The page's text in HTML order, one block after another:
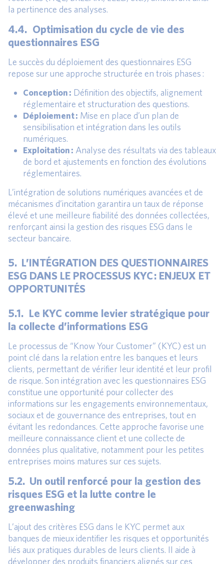
la pertinence des analyses.
4.4. Optimisation du cycle de vie des
questionnaires ESG
Le succès du déploiement des questionnaires ESG
repose sur une approche structurée en trois phases :
Conception : Définition des objectifs, alignement
réglementaire et structuration des questions.
Déploiement : Mise en place d’un plan de
sensibilisation et intégration dans les outils
numériques.
Exploitation : Analyse des résultats via des tableaux
de bord et ajustements en fonction des évolutions
réglementaires.
L’intégration de solutions numériques avancées et de
mécanismes d’incitation garantira un taux de réponse
élevé et une meilleure fiabilité des données collectées,
renforçant ainsi la gestion des risques ESG dans le
secteur bancaire.
5. L’INTÉGRATION DES QUESTIONNAIRES
ESG DANS LE PROCESSUS KYC : ENJEUX ET
OPPORTUNITÉS
5.1. Le KYC comme levier stratégique pour
la collecte d’informations ESG
Le processus de “Know Your Customer” (KYC) est un
point clé dans la relation entre les banques et leurs
clients, permettant de vérifier leur identité et leur profil
de risque. Son intégration avec les questionnaires ESG
constitue une opportunité pour collecter des
informations sur les engagements environnementaux,
sociaux et de gouvernance des entreprises, tout en
évitant les redondances. Cette approche favorise une
meilleure connaissance client et une collecte de
données plus qualitative, notamment pour les petites
entreprises moins matures sur ces sujets.
5.2. Un outil renforcé pour la gestion des
risques ESG et la lutte contre le
greenwashing
L’ajout des critères ESG dans le KYC permet aux
banques de mieux identifier les risques et opportunités
liés aux pratiques durables de leurs clients. Il aide à
développer des produits financiers alignés sur ces